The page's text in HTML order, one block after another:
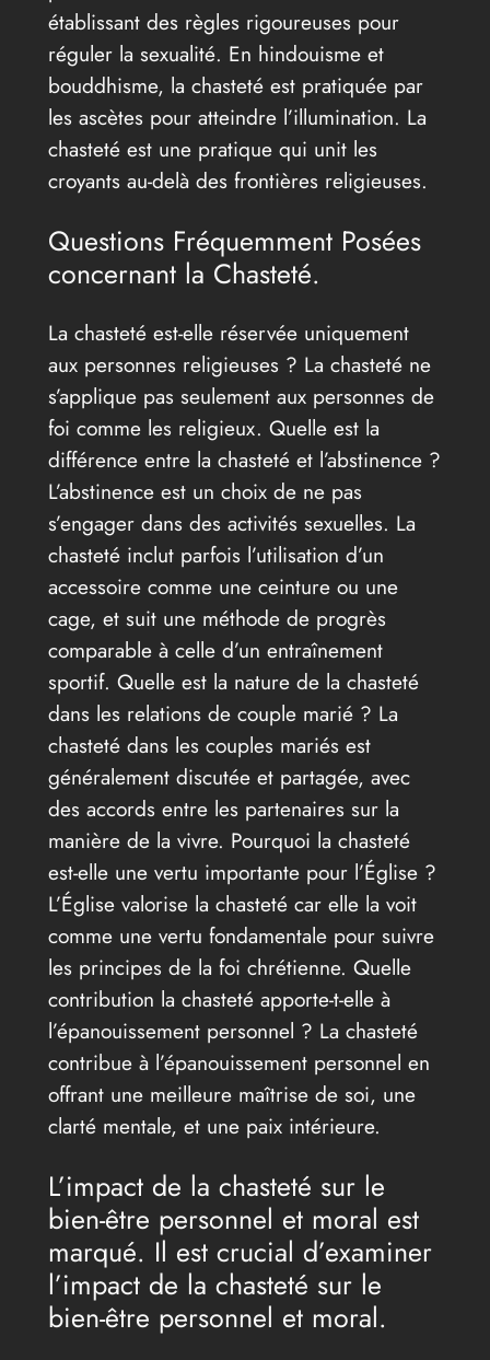
établissant des règles rigoureuses pour
réguler la sexualité. En hindouisme et
bouddhisme, la chasteté est pratiquée par
les ascètes pour atteindre l’illumination. La
chasteté est une pratique qui unit les
croyants au-delà des frontières religieuses.
Questions Fréquemment Posées
concernant la Chasteté.
La chasteté est-elle réservée uniquement
aux personnes religieuses ? La chasteté ne
s’applique pas seulement aux personnes de
foi comme les religieux. Quelle est la
différence entre la chasteté et l’abstinence ?
L’abstinence est un choix de ne pas
s’engager dans des activités sexuelles. La
chasteté inclut parfois l’utilisation d’un
accessoire comme une ceinture ou une
cage, et suit une méthode de progrès
comparable à celle d’un entraînement
sportif. Quelle est la nature de la chasteté
dans les relations de couple marié ? La
chasteté dans les couples mariés est
généralement discutée et partagée, avec
des accords entre les partenaires sur la
manière de la vivre. Pourquoi la chasteté
est-elle une vertu importante pour l’Église ?
L’Église valorise la chasteté car elle la voit
comme une vertu fondamentale pour suivre
les principes de la foi chrétienne. Quelle
contribution la chasteté apporte-t-elle à
l’épanouissement personnel ? La chasteté
contribue à l’épanouissement personnel en
offrant une meilleure maîtrise de soi, une
clarté mentale, et une paix intérieure.
L’impact de la chasteté sur le
bien-être personnel et moral est
marqué. Il est crucial d’examiner
l’impact de la chasteté sur le
bien-être personnel et moral.